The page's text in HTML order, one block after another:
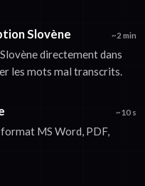
Slovène ~2 min
directement dans
les mots mal transcrits.
~10 s
MS Word, PDF,